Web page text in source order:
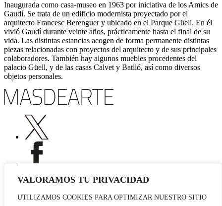
VALORAMOS TU PRIVACIDAD
UTILIZAMOS COOKIES PARA OPTIMIZAR NUESTRO SITIO
Inaugurada como casa-museo en 1963 por iniciativa de los Amics de
Gaudí. Se trata de un edificio modernista proyectado por el
arquitecto Francesc Berenguer y ubicado en el Parque Güell. En él
vivió Gaudí durante veinte años, prácticamente hasta el final de su
vida. Las distintas estancias acogen de forma permanente distintas
piezas relacionadas con proyectos del arquitecto y de sus principales
colaboradores. También hay algunos muebles procedentes del
palacio Güell, y de las casas Calvet y Batlló, así como diversos
objetos personales.